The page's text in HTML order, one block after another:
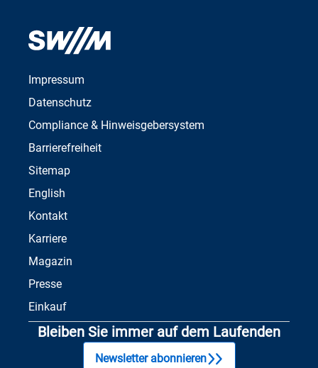
Impressum
Datenschutz
Compliance & Hinweisgebersystem
Barrierefreiheit
Sitemap
English
Kontakt
Karriere
Magazin
Presse
Einkauf